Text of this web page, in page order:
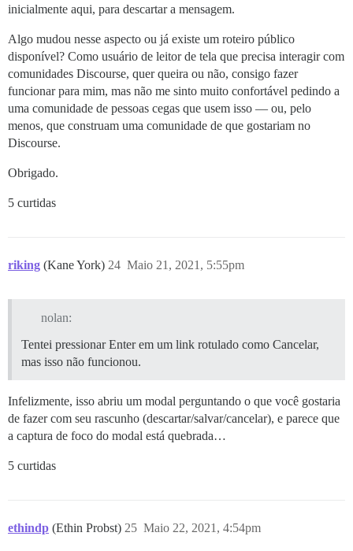
inicialmente aqui, para descartar a mensagem.
Algo mudou nesse aspecto ou já existe um roteiro público
disponível? Como usuário de leitor de tela que precisa interagir com
comunidades Discourse, quer queira ou não, consigo fazer
funcionar para mim, mas não me sinto muito confortável pedindo a
uma comunidade de pessoas cegas que usem isso — ou, pelo
menos, que construam uma comunidade de que gostariam no
Discourse.
Obrigado.
5 curtidas
riking (Kane York) Maio 21, 2021, 5:55pm
24
nolan:
Tentei pressionar Enter em um link rotulado como Cancelar,
mas isso não funcionou.
Infelizmente, isso abriu um modal perguntando o que você gostaria
de fazer com seu rascunho (descartar/salvar/cancelar), e parece que
a captura de foco do modal está quebrada…
5 curtidas
ethindp (Ethin Probst) Maio 22, 2021, 4:54pm
25